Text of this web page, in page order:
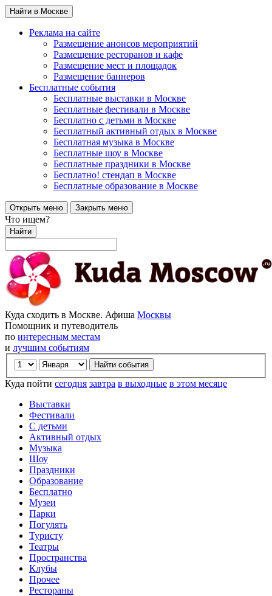
Найти в Москве
Реклама на сайте
Размещение анонсов мероприятий
Размещение ресторанов и кафе
Размещение мест и площадок
Размещение баннеров
Бесплатные события
Бесплатные выставки в Москве
Бесплатные фестивали в Москве
Бесплатно с детьми в Москве
Бесплатный активный отдых в Москве
Бесплатная музыка в Москве
Бесплатные шоу в Москве
Бесплатные праздники в Москве
Бесплатно! стендап в Москве
Бесплатные образование в Москве
Открыть меню Закрыть меню
Что ищем?
Найти
Куда сходить в Москве. Афиша Москвы
Помощник и путеводитель
по интересным местам
и лучшим событиям
Куда пойти сегодня завтра в выходные в этом месяце
Выставки
Фестивали
С детьми
Активный отдых
Музыка
Шоу
Праздники
Образование
Бесплатно
Музеи
Парки
Погулять
Туристу
Театры
Пространства
Клубы
Прочее
Рестораны